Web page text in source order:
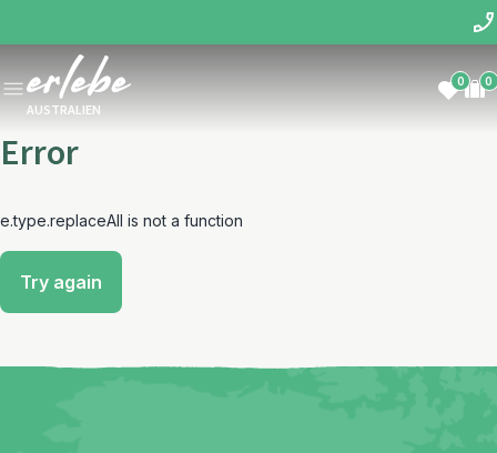
AUSTRALIEN
0 0
Error
e.type.replaceAll is not a function
Try again